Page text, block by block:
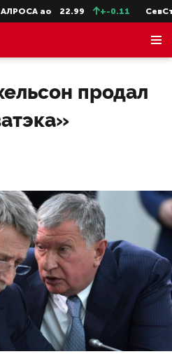
ао 22.99 +-0.11 СевСт-
продал